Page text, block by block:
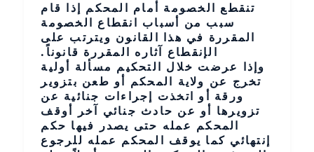
تنقطع الخصومة أمام المحكم إذا قام
سبب من أسباب انقطاع الخصومة
المقررة في هذا القانون ويترتب على
الإنقطاع آثاره المقررة قانوناً.
وإذا عرضت خلال التحكيم مسألة أولية
تخرج عن ولاية المحكم أو طعن بتزوير
ورقة أو اتخذت إجراءات جنائية عن
تزويرها أو عن حادث جنائي آخر أوقف
المحكم عمله حتى يصدر فيها حكم
إنتهائي كما يوقف المحكم عمله للرجوع